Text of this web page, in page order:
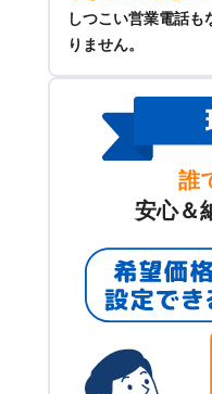
しつこい営業電話
りません。
誰
安心＆